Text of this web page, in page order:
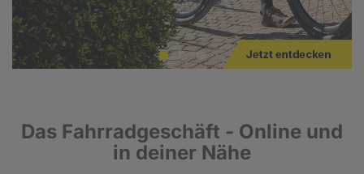
Das Fahrradgeschäft - Online und
in deiner Nähe